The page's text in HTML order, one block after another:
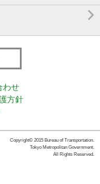

わせ
方針
Copyright© 2015 Bureau of Transportation.
Tokyo Metropolitan Government.
All Rights Reserved.